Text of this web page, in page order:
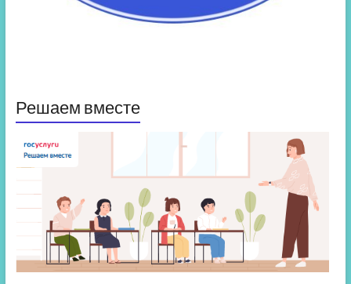
Решаем вместе